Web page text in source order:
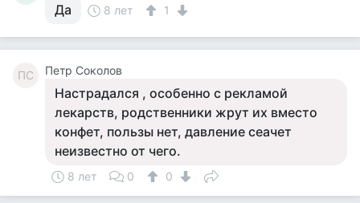
Да 8 лет 1
ПС Петр Соколов
Настрадался , особенно с рекламой
лекарств, родственники жрут их вместо
конфет, пользы нет, давление сеачет
неизвестно от чего.
8 лет 0 0